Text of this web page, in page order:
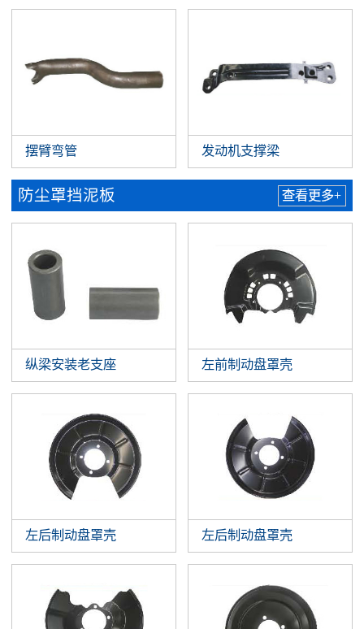
摆臂弯管 发动机支撑梁
防尘罩挡泥板 查看更多+
纵梁安装老支座 左前制动盘罩壳
左后制动盘罩壳 左后制动盘罩壳